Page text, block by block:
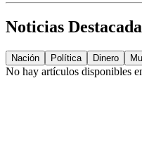
Noticias
Nación Política Dinero
No hay artículos disponibles